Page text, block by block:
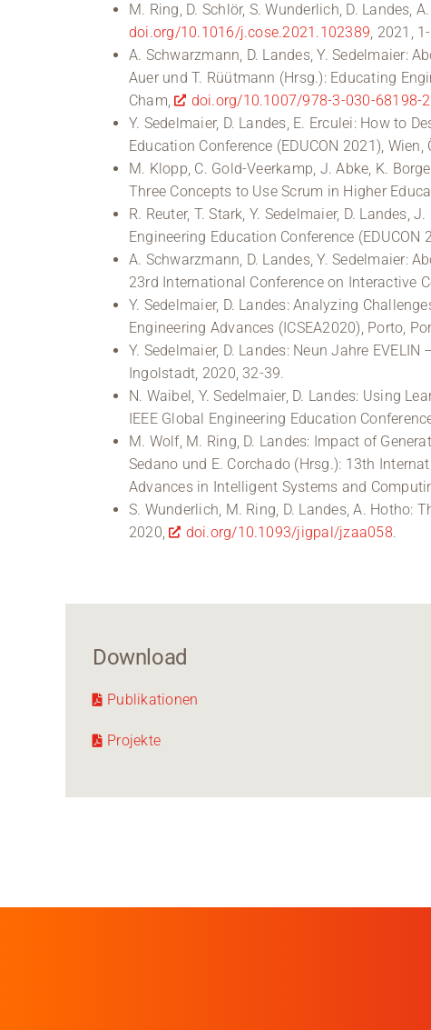
M. Ring, D. Schlör, S. Wunderlich, D.
doi.org/10.1016/j.cose.2021.102389, 2021,
A. Schwarzmann, D. Landes, Y. Sedelmaier:
Auer und T. Rüütmann (Hrsg.): Educating
Cham,
doi.org/10.1007/978-3-030-68198-
Y. Sedelmaier, D. Landes, E. Erculei: How to
Education Conference (EDUCON 2021),
M. Klopp, C. Gold-Veerkamp, J. Abke, K.
Three Concepts to Use Scrum in Higher
R. Reuter, T. Stark, Y. Sedelmaier, D.
Engineering Education Conference
A. Schwarzmann, D. Landes, Y. Sedelmaier:
23rd International Conference on Interactive
Y. Sedelmaier, D. Landes: Analyzing
Engineering Advances (ICSEA2020), Porto,
Y. Sedelmaier, D. Landes: Neun Jahre
Ingolstadt, 2020, 32-39.
N. Waibel, Y. Sedelmaier, D. Landes: Using
IEEE Global Engineering Education
M. Wolf, M. Ring, D. Landes: Impact of
Sedano und E. Corchado (Hrsg.): 13th
Advances in Intelligent Systems and
S. Wunderlich, M. Ring, D. Landes, A. Hotho:
2020,
doi.org/10.1093/jigpal/jzaa058.
Download
Publikationen
Projekte